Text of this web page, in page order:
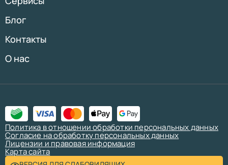
Блог
Контакты
О нас
Политика в отношении обработки персональных данных
Согласие на обработку персональных данных
Лицензии и правовая информация
Карта сайта